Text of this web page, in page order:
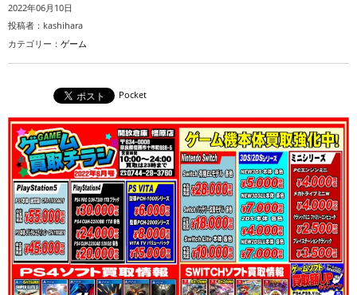
2022年06月10日
投稿者：kashihara
カテゴリー： ゲーム
Pocket